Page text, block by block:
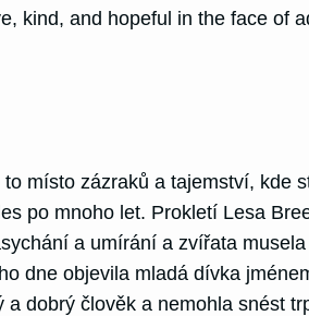
kind, and hopeful in the face of
místo zázraků a tajemství, kde
po mnoho let. Prokletí Lesa
a umírání a zvířata
dne objevila mladá dívka
dobrý člověk a nemohla snést